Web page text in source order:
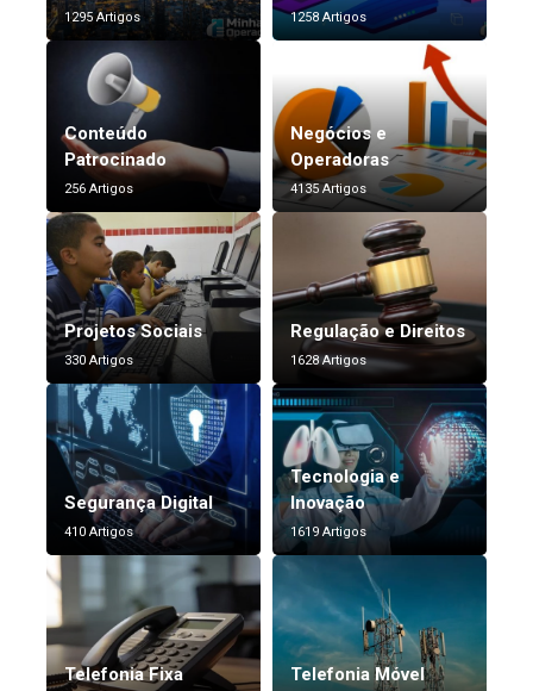
1295 Artigos 1258 Artigos
Conteúdo
Patrocinado
256 Artigos
Negócios e
Operadoras
4135 Artigos
Projetos Sociais
330 Artigos
Regulação e Direitos
1628 Artigos
Segurança Digital
410 Artigos
Tecnologia e
Inovação
1619 Artigos
Telefonia Fixa Telefonia Móvel